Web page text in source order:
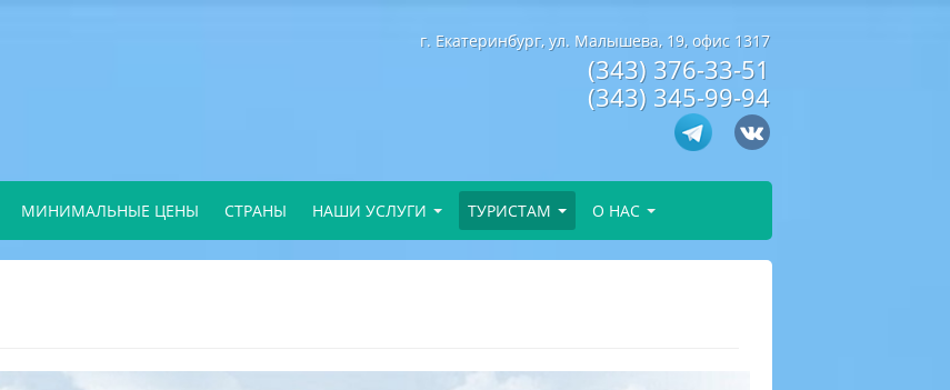
г. Екатеринбург, ул. Малышева, 19, офис 1317
(343) 376-33-51
(343) 345-99-94
МИНИМАЛЬНЫЕ ЦЕНЫ СТРАНЫ НАШИ УСЛУГИ ТУРИСТАМ О НАС